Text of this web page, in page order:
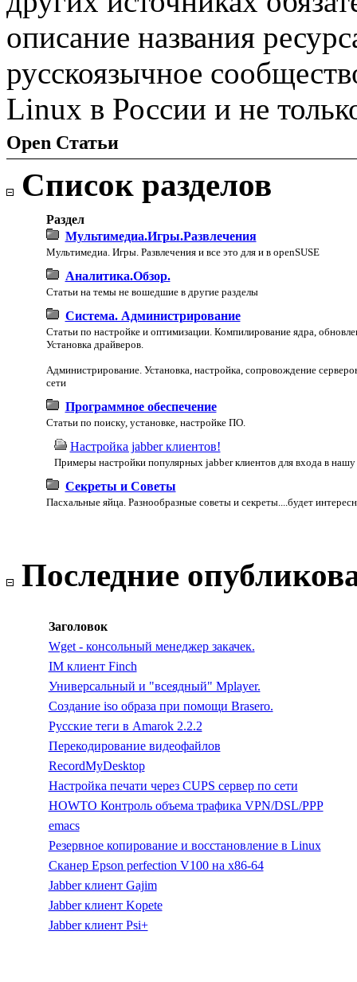
описание названия
русскоязычное
Linux в России и не
Open Статьи
Список разделов
Раздел
Мультимедиа.Игры.Развлечения
Мультимедиа. Игры. Развлечения и все это для и в openSUSE
Аналитика.Обзор.
Статьи на темы не вошедшие в другие разделы
Система. Администрирование
Статьи по настройке и оптимизации. Компилирование ядра,
Установка драйверов.
Администрирование. Установка, настройка, сопровождение
сети
Программное обеспечение
Статьи по поиску, установке, настройке ПО.
Настройка jabber клиентов!
Примеры настройки популярных jabber клиентов для входа в
Секреты и Советы
Пасхальные яйца. Разнообразные советы и секреты....будет
Последние
Заголовок
Wget - консольный менеджер закачек.
IM клиент Finch
Универсальный и "всеядный" Mplayer.
Создание iso образа при помощи Brasero.
Русские теги в Amarok 2.2.2
Перекодирование видеофайлов
RecordMyDesktop
Настройка печати через CUPS сервер по сети
HOWTO Контроль объема трафика VPN/DSL/PPP
emacs
Резервное копирование и восстановление в Linux
Сканер Epson perfection V100 на x86-64
Jabber клиент Gajim
Jabber клиент Kopete
Jabber клиент Psi+